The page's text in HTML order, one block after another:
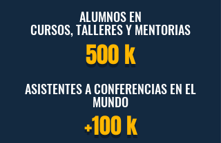
ALUMNOS EN
CURSOS, TALLERES Y MENTORIAS
500 k
ASISTENTES A CONFERENCIAS EN EL
MUNDO
+100 k